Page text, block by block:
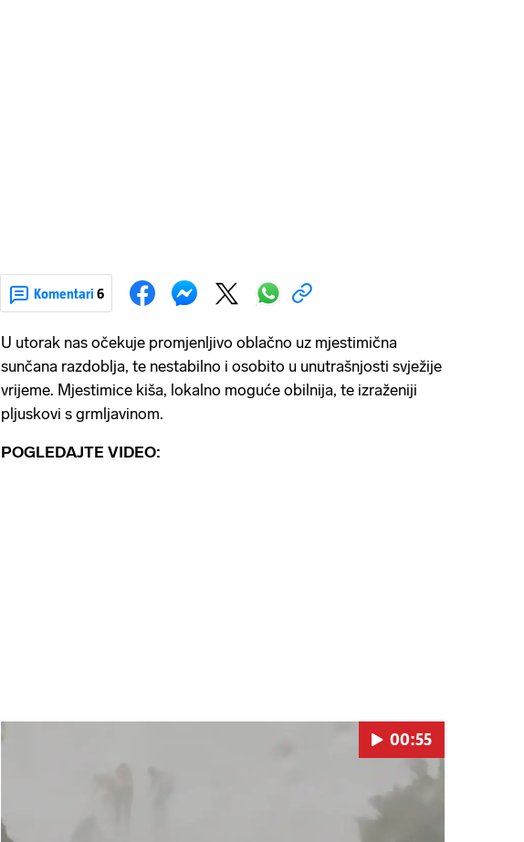
Komentari 6
U utorak nas očekuje promjenljivo oblačno uz mjestimična
sunčana razdoblja, te nestabilno i osobito u unutrašnjosti svježije
vrijeme. Mjestimice kiša, lokalno moguće obilnija, te izraženiji
pljuskovi s grmljavinom.
POGLEDAJTE VIDEO:
00:55